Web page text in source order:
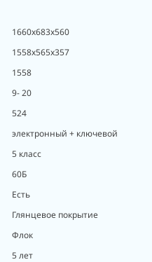
1660x683x560
1558x565x357
1558
9- 20
524
электронный + ключевой
5 класс
60Б
Есть
Глянцевое покрытие
Флок
5 лет